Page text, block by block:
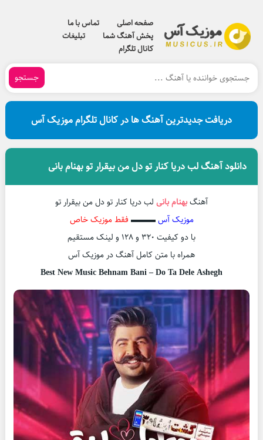
صفحه اصلی
تماس با ما
پخش آهنگ شما
تبلیغات
کانال تلگرام
جستجو
دریافت جدیدترین آهنگ ها در کانال تلگرام موزیک آس
دانلود آهنگ لب دریا کنار تو دل من بیقرار تو بهنام بانی
آهنگبهنام بانی لب دریا کنار تو دل من بیقرار تو
موزیک آس▬▬▬ فقط موزیک خاص
با دو کیفیت ۳۲۰ و ۱۲۸ و لینک مستقیم
همراه با متن کامل آهنگ در موزیک آس
Best New Music Behnam Bani – Do Ta Dele Ashegh